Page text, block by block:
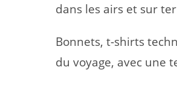
dans les airs et sur
Bonnets, t-shirts
du voyage, avec une